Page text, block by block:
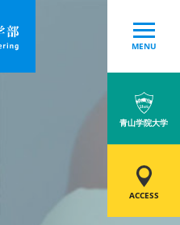
MENU
青山学院大学
ACCESS